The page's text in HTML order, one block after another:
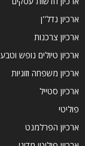
ארכיון נדל''ן
ארכיון צרכנות
ארכיון טיולים נופש וטבע
ארכיון משפחה וזוגיות
ארכיון סטייל
פוליטי
ארכיון הפרלמנט